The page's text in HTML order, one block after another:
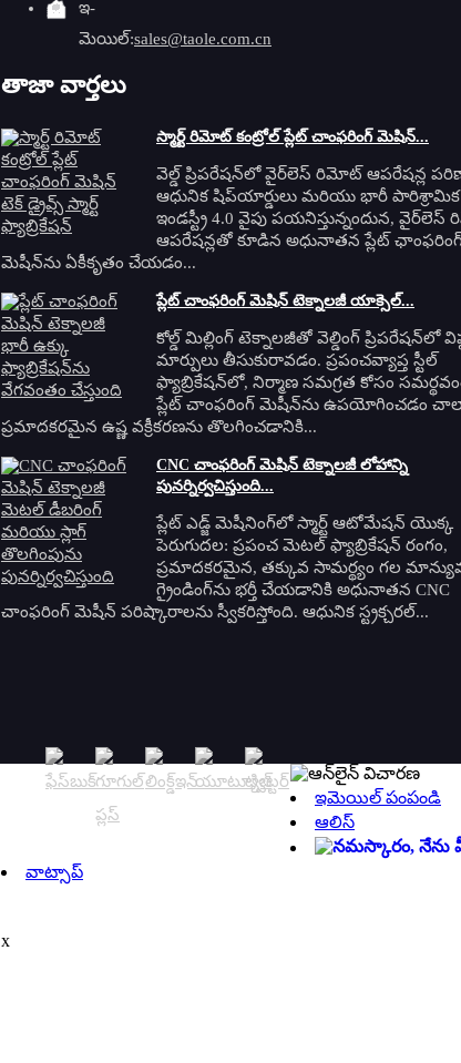
ఇ-
మెయిల్:sales@taole.com.cn
తాజా వార్తలు
స్మార్ట్ రిమోట్ కంట్రోల్ ప్లేట్ చాంఫరింగ్ మెషిన్...
వెల్డ్ ప్రిపరేషన్‌లో వైర్‌లెస్ రిమోట్ ఆపరేషన్ల
ఆధునిక షిప్‌యార్డులు మరియు భారీ
ఇండస్ట్రీ 4.0 వైపు పయనిస్తున్నందున,
ఆపరేషన్లతో కూడిన అధునాతన ప్లేట్ ఛాంఫరింగ్
మెషీన్‌ను ఏకీకృతం చేయడం...
ప్లేట్ చాంఫరింగ్ మెషిన్ టెక్నాలజీ యాక్సెల్...
కోల్డ్ మిల్లింగ్ టెక్నాలజీతో వెల్డింగ్ ప్రిపరేషన్‌లో
మార్పులు తీసుకురావడం. ప్రపంచవ్యాప్త స్టీల్
ఫ్యాబ్రికేషన్‌లో, నిర్మాణ సమగ్రత కోసం
ప్లేట్ చాంఫరింగ్ మెషీన్‌ను ఉపయోగించడం
ప్రమాదకరమైన ఉష్ణ వక్రీకరణను తొలగించడానికి...
CNC చాంఫరింగ్ మెషిన్ టెక్నాలజీ లోహాన్ని
పునర్నిర్వచిస్తుంది...
ప్లేట్ ఎడ్జ్ మెషీనింగ్‌లో స్మార్ట్ ఆటోమేషన్ యొక్క
పెరుగుదల: ప్రపంచ మెటల్ ఫ్యాబ్రికేషన్ రంగం,
ప్రమాదకరమైన, తక్కువ సామర్థ్యం గల
గ్రైండింగ్‌ను భర్తీ చేయడానికి అధునాతన CNC
చాంఫరింగ్ మెషీన్ పరిష్కారాలను స్వీకరిస్తోంది. ఆధునిక స్ట్రక్చరల్...
ఇమెయిల్ పంపండి
ఆలిస్
వాట్సాప్
x